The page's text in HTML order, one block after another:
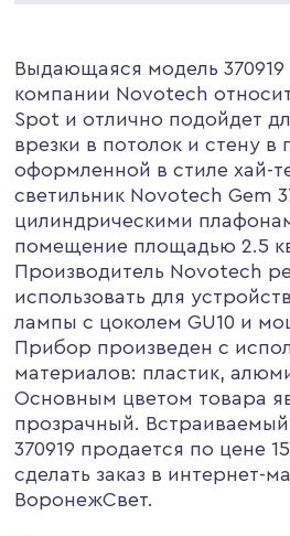
Выдающаяся модель 370919
компании Novotech
Spot и отлично подойдет
врезки в потолок и стену в
оформленной в стиле хай-
светильник Novotech Gem
цилиндрическими
помещение площадью 2.5
Производитель Novotech
использовать для
лампы с цоколем GU10 и
Прибор произведен с
материалов: пластик,
Основным цветом товара
прозрачный. Встраиваемый
370919 продается по цене
сделать заказ в интернет-
ВоронежСвет.